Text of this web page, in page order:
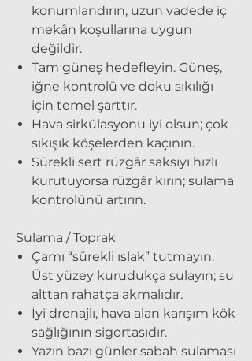
konumlandırın, uzun vadede iç
mekân koşullarına uygun
değildir.
Tam güneş hedefleyin. Güneş,
iğne kontrolü ve doku sıkılığı
için temel şarttır.
Hava sirkülasyonu iyi olsun; çok
sıkışık köşelerden kaçının.
Sürekli sert rüzgâr saksıyı hızlı
kurutuyorsa rüzgâr kırın; sulama
kontrolünü artırın.
Sulama / Toprak
Çamı “sürekli ıslak” tutmayın.
Üst yüzey kurudukça sulayın; su
alttan rahatça akmalıdır.
İyi drenajlı, hava alan karışım kök
sağlığının sigortasıdır.
Yazın bazı günler sabah sulaması